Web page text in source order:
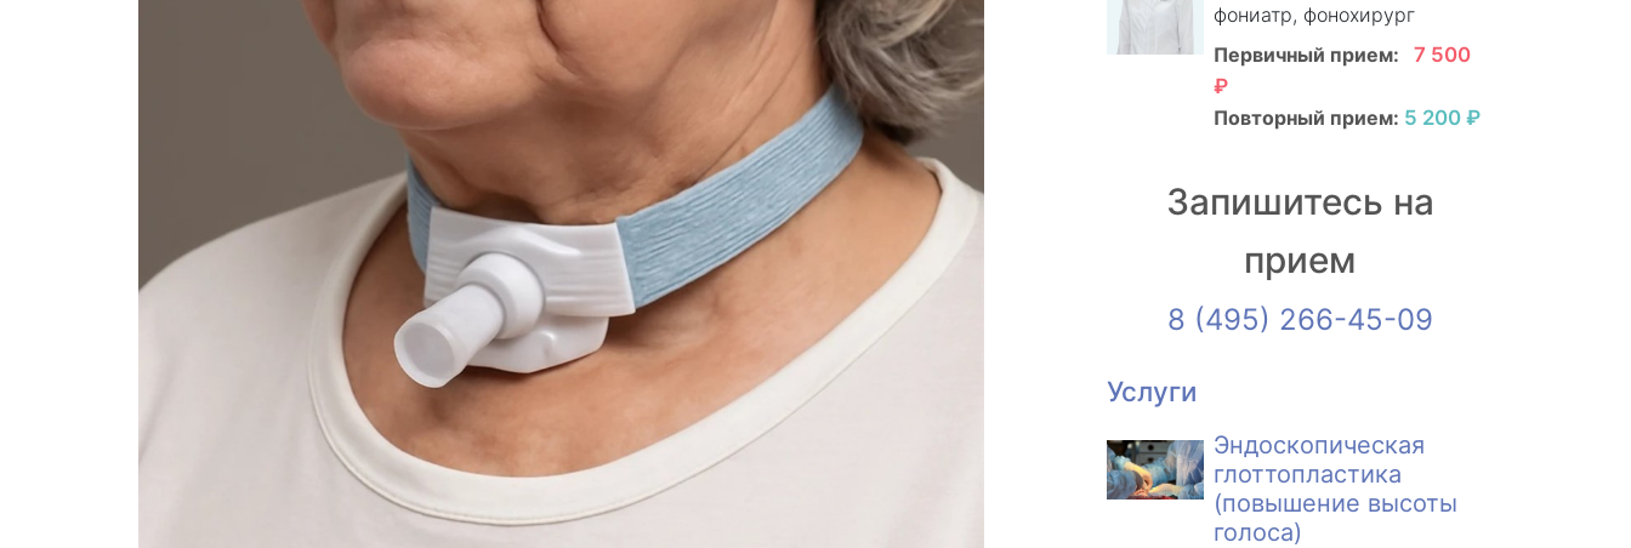
фониатр, фонохирург
Первичный прием:
7 500
₽
Повторный прием: 5 200 ₽
Запишитесь на
прием
8 (495) 266-45-09
Услуги
Эндоскопическая
глоттопластика
(повышение высоты
голоса)